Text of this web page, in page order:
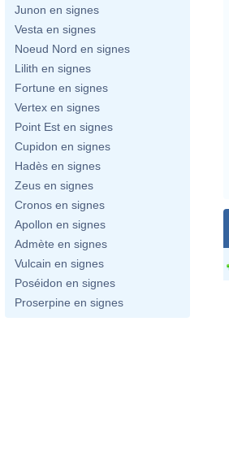
Junon en signes
Vesta en signes
Noeud Nord en signes
Lilith en signes
Fortune en signes
Vertex en signes
Point Est en signes
Cupidon en signes
Hadès en signes
Zeus en signes
Cronos en signes
Apollon en signes
Admète en signes
Vulcain en signes
Poséidon en signes
Proserpine en signes